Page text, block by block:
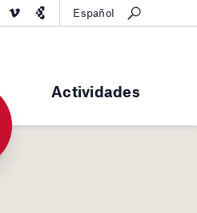
Actividades
Español